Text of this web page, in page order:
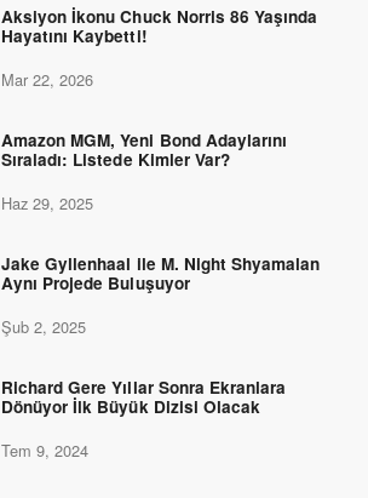
Aksiyon İkonu Chuck Norris 86 Yaşında
Hayatını Kaybetti!
Mar 22, 2026
Amazon MGM, Yeni Bond Adaylarını
Sıraladı: Listede Kimler Var?
Haz 29, 2025
Jake Gyllenhaal ile M. Night Shyamalan
Aynı Projede Buluşuyor
Şub 2, 2025
Richard Gere Yıllar Sonra Ekranlara
Dönüyor İlk Büyük Dizisi Olacak
Tem 9, 2024